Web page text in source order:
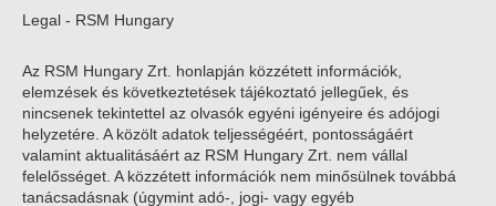
Legal - RSM Hungary
Az RSM Hungary Zrt. honlapján közzétett információk,
elemzések és következtetések tájékoztató jellegűek, és
nincsenek tekintettel az olvasók egyéni igényeire és adójogi
helyzetére. A közölt adatok teljességéért, pontosságáért
valamint aktualitásáért az RSM Hungary Zrt. nem vállal
felelősséget. A közzétett információk nem minősülnek továbbá
tanácsadásnak (úgymint adó-, jogi- vagy egyéb